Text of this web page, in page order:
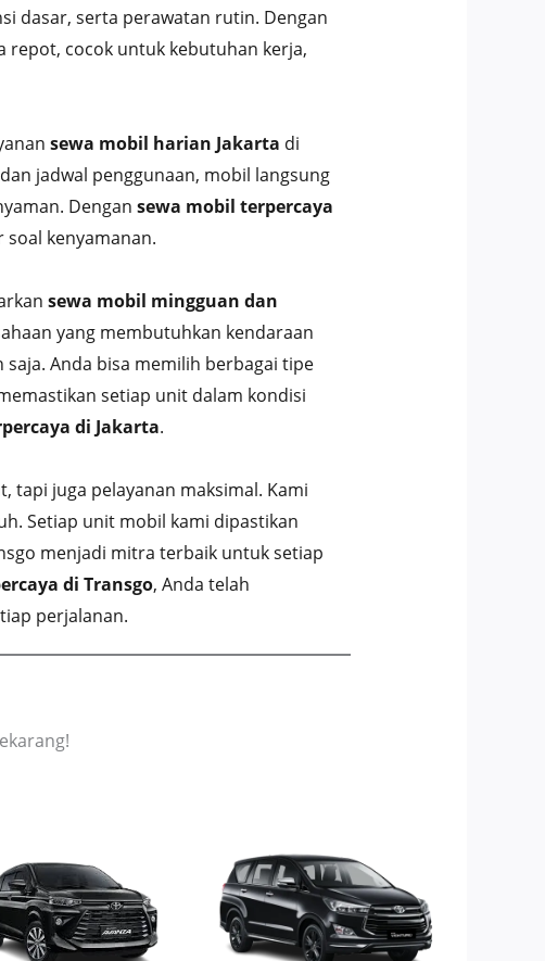
dasar, serta perawatan rutin. Dengan
repot, cocok untuk kebutuhan kerja,
sewa mobil harian Jakarta di
jadwal penggunaan, mobil langsung
Dengan sewa mobil terpercaya
kenyamanan.
sewa mobil mingguan dan
yang membutuhkan kendaraan
Anda bisa memilih berbagai tipe
setiap unit dalam kondisi
di Jakarta.
tapi juga pelayanan maksimal. Kami
Setiap unit mobil kami dipastikan
menjadi mitra terbaik untuk setiap
di Transgo, Anda telah
perjalanan.